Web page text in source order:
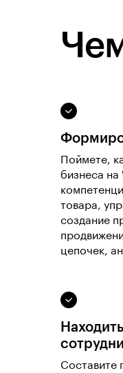
Поймете,
бизнеса
товара,
создание
цепочек,
Составите